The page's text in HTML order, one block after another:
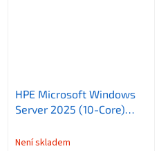
HPE Microsoft Windows
Server 2025 (10-Core)
(25/50user/dev en/ru/po)
Není skladem